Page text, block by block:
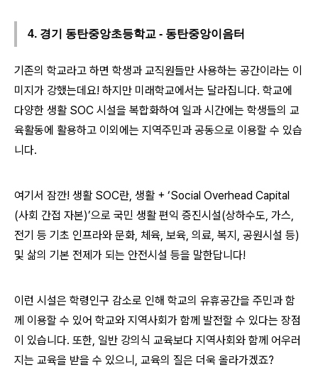
4. 경기 동탄중앙초등학교 - 동탄중앙이음터
기존의 학교라고 하면 학생과 교직원들만 사용하는 공간이라는 이
미지가 강했는데요! 하지만 미래학교에서는 달라집니다. 학교에
다양한 생활 SOC 시설을 복합화하여 일과 시간에는 학생들의 교
육활동에 활용하고 이외에는 지역주민과 공동으로 이용할 수 있습
니다.
여기서 잠깐! 생활 SOC란, 생활 + ‘Social Overhead Capital
(사회 간접 자본)’으로 국민 생활 편익 증진시설(상하수도, 가스,
전기 등 기초 인프라와 문화, 체육, 보육, 의료, 복지, 공원시설 등)
및 삶의 기본 전제가 되는 안전시설 등을 말한답니다!
이런 시설은 학령인구 감소로 인해 학교의 유휴공간을 주민과 함
께 이용할 수 있어 학교와 지역사회가 함께 발전할 수 있다는 장점
이 있습니다. 또한, 일반 강의식 교육보다 지역사회와 함께 어우러
지는 교육을 받을 수 있으니, 교육의 질은 더욱 올라가겠죠?